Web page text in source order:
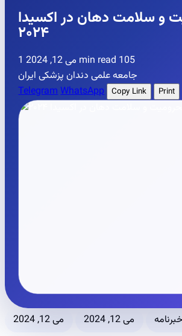
و سلامت دهان در اکسیدا
۲۰۲۴
می 12, 2024 1 min read 105
جامعه علمی دندان پزشکی ایران
TelegramWhatsApp Copy Link Print
می 12, 2024 می 12, 2024 خبرنامه